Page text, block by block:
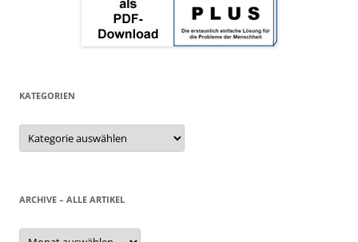
KATEGORIEN
Kategorien
ARCHIVE – ALLE ARTIKEL
Archive